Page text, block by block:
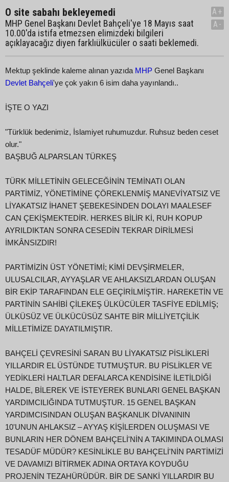
O site sabahı bekleyemedi
MHP Genel Başkanı Devlet Bahçeli'ye 18 Mayıs saat
10.00'da istifa etmezsen elimizdeki bilgileri
açıklayacağız diyen farklıülkücüler o saati beklemedi.
A+
A-
Mektup şeklinde kaleme alınan yazıda MHP Genel Başkanı
Devlet Bahçeli'ye çok yakın 6 isim daha yayınlandı..
İŞTE O YAZI
"Türklük bedenimiz, İslamiyet ruhumuzdur. Ruhsuz beden ceset
olur."
BAŞBUĞ ALPARSLAN TÜRKEŞ
TÜRK MİLLETİNİN GELECEĞİNİN TEMİNATI OLAN
PARTİMİZ, YÖNETİMİNE ÇÖREKLENMİŞ MANEVİYATSIZ VE
LİYAKATSIZ İHANET ŞEBEKESİNDEN DOLAYI MAALESEF
CAN ÇEKİŞMEKTEDİR. HERKES BİLİR Kİ, RUH KOPUP
AYRILDIKTAN SONRA CESEDİN TEKRAR DİRİLMESİ
İMKÂNSIZDIR!
PARTİMİZİN ÜST YÖNETİMİ; KİMİ DEVŞİRMELER,
ULUSALCILAR, AYYAŞLAR VE AHLAKSIZLARDAN OLUŞAN
BİR EKİP TARAFINDAN ELE GEÇİRİLMİŞTİR. HAREKETİN VE
PARTİNİN SAHİBİ ÇİLEKEŞ ÜLKÜCÜLER TASFİYE EDİLMİŞ;
ÜLKÜSÜZ VE ÜLKÜCÜSÜZ SAHTE BİR MİLLİYETÇİLİK
MİLLETİMİZE DAYATILMIŞTIR.
BAHÇELİ ÇEVRESİNİ SARAN BU LİYAKATSIZ PİSLİKLERİ
YILLARDIR EL ÜSTÜNDE TUTMUŞTUR. BU PİSLİKLER VE
YEDİKLERİ HALTLAR DEFALARCA KENDİSİNE İLETİLDİĞİ
HALDE, BİLEREK VE İSTEYEREK BUNLARI GENEL BAŞKAN
YARDIMCILIĞINDA TUTMUŞTUR. 15 GENEL BAŞKAN
YARDIMCISINDAN OLUŞAN BAŞKANLIK DİVANININ
10'UNUN AHLAKSIZ – AYYAŞ KİŞİLERDEN OLUŞMASI VE
BUNLARIN HER DÖNEM BAHÇELİ'NİN A TAKIMINDA OLMASI
TESADÜF MÜDÜR? KESİNLİKLE BU BAHÇELİ'NİN PARTİMİZİ
VE DAVAMIZI BİTİRMEK ADINA ORTAYA KOYDUĞU
PROJENİN TEZAHÜRÜDÜR. BİR DE SANKİ YILLARDIR BU